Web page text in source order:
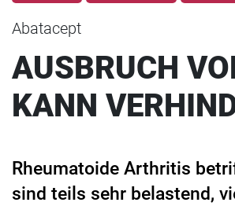
Abatacept
AUSBRUCH
KANN
Rheumatoide Arthritis
sind teils sehr belastend,